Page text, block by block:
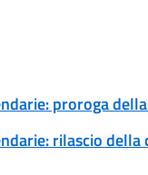
proroga
rilascio della